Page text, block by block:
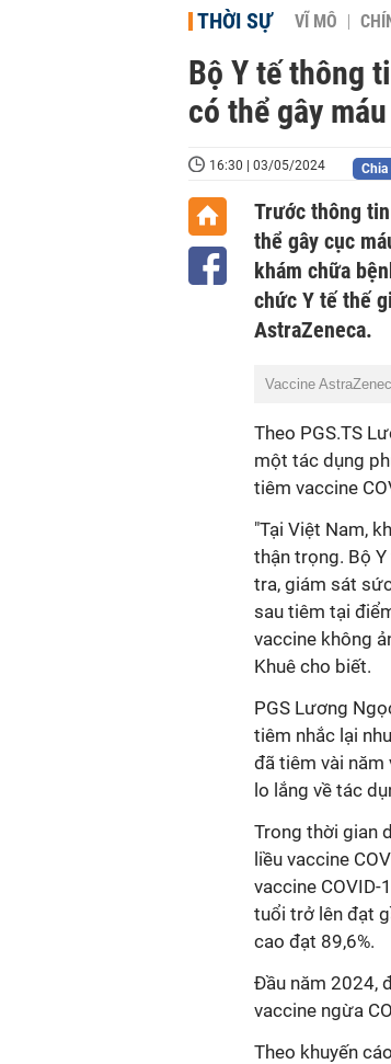
THỜI SỰ VĨ MÔ
Bộ Y tế thông
có thể gây
16:30 | 03/05/2024 Chia
Trước thông
thể gây cục
khám chữa
chức Y tế thế
AstraZeneca.
Vaccine
Theo PGS.TS
một tác dụng
tiêm vaccine
"Tại Việt Nam,
thận trọng. Bộ
tra, giám sát
sau tiêm tại
vaccine không
Khuê cho biết.
PGS Lương
tiêm nhắc lại
đã tiêm vài năm
lo lắng về tác
Trong thời gian
liều vaccine
vaccine
tuổi trở lên đạt
cao đạt 89,6%.
Đầu năm 2024,
vaccine ngừa
Theo khuyến